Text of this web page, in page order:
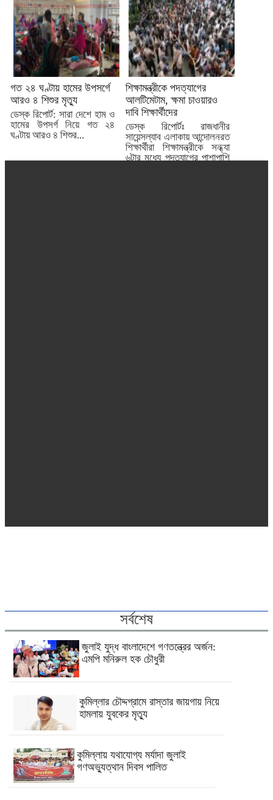
গত ২৪ ঘণ্টায় হামের উপসর্গে
আরও ৪ শিশুর মৃত্যু
ডেস্ক রিপোর্ট: সারা দেশে হাম ও
হামের উপসর্গ নিয়ে গত ২৪
ঘণ্টায় আরও ৪ শিশুর...
শিক্ষামন্ত্রীকে পদত্যাগের
আলটিমেটাম, ক্ষমা চাওয়ারও
দাবি শিক্ষার্থীদের
ডেস্ক রিপোর্টঃ রাজধানীর
সায়েন্সল্যাব এলাকায় আন্দোলনরত
শিক্ষার্থীরা শিক্ষামন্ত্রীকে সন্ধ্যা
৬টার মধ্যে পদত্যাগের পাশাপাশি
সর্বশেষ
জুলাই যুদ্ধ বাংলাদেশে গণতন্ত্রের অর্জন:
এমপি মনিরুল হক চৌধুরী
কুমিল্লার চৌদ্দগ্রামে রাস্তার জায়গায় নিয়ে
হামলায় যুবকের মৃত্যু
কুমিল্লায় যথাযোগ্য মর্যাদা জুলাই
গণঅভ্যুত্থান দিবস পালিত